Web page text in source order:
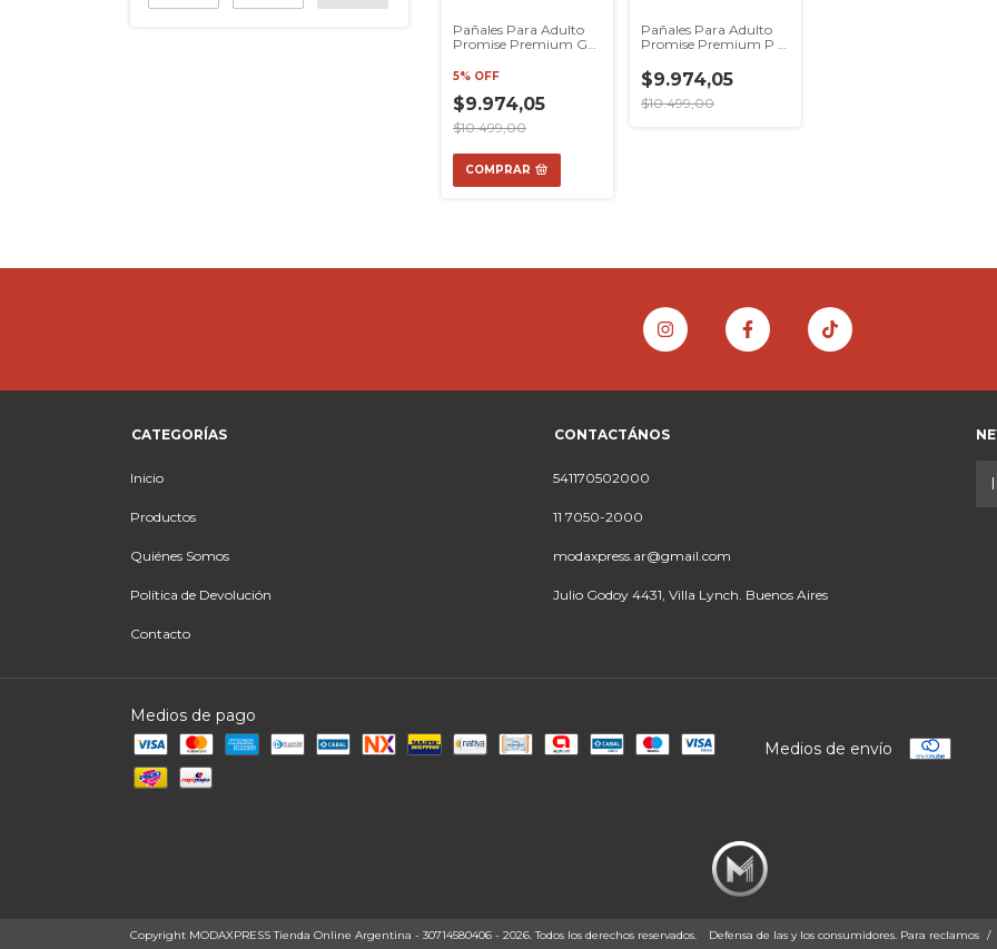
Pañales Para Adulto
Promise Premium G
5% OFF
$9.974,05
$10.499,00
COMPRAR
Pañales Para Adulto
Promise Premium P M
$9.974,05
$10.499,00
CATEGORÍAS
Inicio
Productos
Quiénes Somos
Política de Devolución
Contacto
CONTACTÁNOS
541170502000
11 7050-2000
modaxpress.ar@gmail.com
Julio Godoy 4431, Villa Lynch. Buenos Aires
Medios de pago
Medios de envío
Copyright MODAXPRESS Tienda Online Argentina - 30714580406 - 2026. Todos los derechos reservados. Defensa de las y los consumidores. Para reclamos /